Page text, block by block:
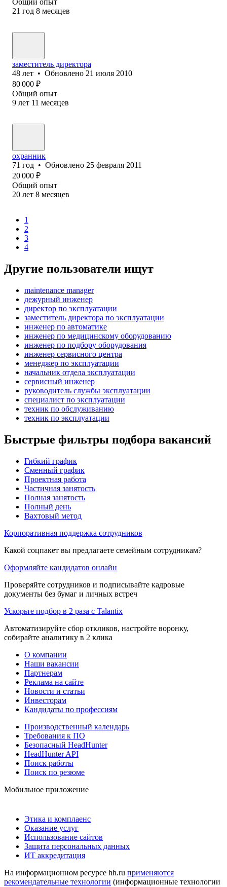
21 год 8 месяцев
заместитель директора
48 лет • Обновлено 21 июля 2010
80 000 ₽
Общий опыт
9 лет 11 месяцев
охранник
71 год • Обновлено 25 февраля 2011
20 000 ₽
Общий опыт
20 лет 8 месяцев
1
2
3
4
Другие пользователи ищут
maintenance manager
дежурный инженер
директор по эксплуатации
заместитель директора по эксплуатации
инженер по автоматике
инженер по медицинскому оборудованию
инженер по подбору оборудования
инженер сервисного центра
менеджер по эксплуатации
начальник отдела эксплуатации
сервисный инженер
руководитель службы эксплуатации
специалист по эксплуатации
техник по обслуживанию
техник по эксплуатации
Быстрые фильтры подбора вакансий
Гибкий график
Сменный график
Проектная работа
Частичная занятость
Полная занятость
Полный день
Вахтовый метод
Корпоративная поддержка сотрудников
Какой соцпакет вы предлагаете семейным сотрудникам?
Оформляйте кандидатов онлайн
Проверяйте сотрудников и подписывайте кадровые
документы без бумаг и личных встреч
Ускорьте подбор в 2 раза с Talantix
Автоматизируйте сбор откликов, настройте воронку,
собирайте аналитику в 2 клика
О компании
Наши вакансии
Партнерам
Реклама на сайте
Новости и статьи
Инвесторам
Кандидаты по профессиям
Производственный календарь
Требования к ПО
Безопасный HeadHunter
HeadHunter API
Поиск работы
Поиск по резюме
Мобильное приложение
Этика и комплаенс
Оказание услуг
Использование сайтов
Защита персональных данных
ИТ аккредитация
На информационном ресурсе hh.ru применяются
рекомендательные технологии (информационные технологии